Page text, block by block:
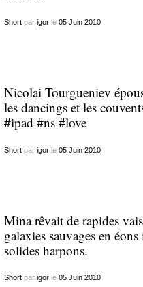
Shortpar igorle 05 Juin 2010
Nicolai Tourgueniev
les dancings et les
#ipad #ns #love
Shortpar igorle 05 Juin 2010
Mina rêvait de rapides
galaxies sauvages en
solides harpons.
Shortpar igorle 05 Juin 2010